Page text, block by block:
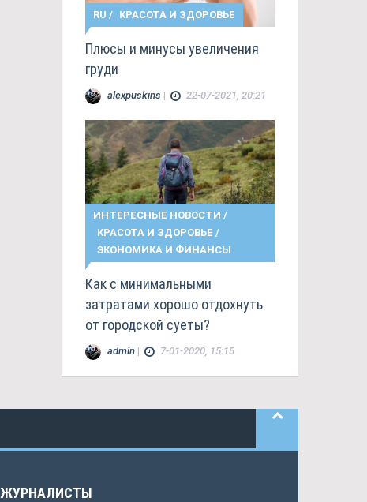
RU / КРАСОТА И ЗДОРОВЬЕ
Плюсы и минусы увеличения
груди
alexpuskins | 22-07-2021, 20:21
ИНТЕРЕСНЫЕ НОВОСТИ /
КРАСОТА И ЗДОРОВЬЕ /
ЭКОНОМИКА И ФИНАНСЫ
Как с минимальными
затратами хорошо отдохнуть
от городской суеты?
admin| 7-01-2020, 15:15
ЖУРНАЛИСТЫ